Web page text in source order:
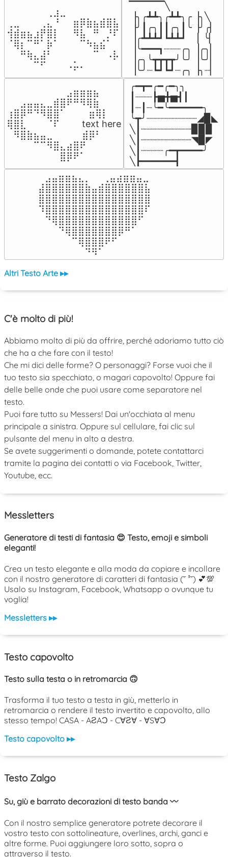
⠀⠀⠀⠀⠀⠀⢀⣰⣀⠀⠀⠀⠀⠀⠀⠀⠀
⢀⣀⠀⠀⠀⢀⣄⠘⠀⠀⣶⡿⣷⣦⣾⣿⣧
⢺⣾⣶⣦⣰⡟⣿⡇⠀⠀⠻⣧⠀⠛⠀⡘⠏
⠈⢿⡆⠉⠛⠁⡷⠁⠀⠀⠀⠉⠳⣦⣮⠁⠀
⠀⠀⠛⢷⣄⣼⠃⠀⠀⠀⠀⠀⠀⠉⠀⠠⡧
⠀⠀⠀⠀⠉⠋⠀⠀⠀⠠⡥⠄⠀⠀⠀⠀⠀
▔▔▔▔▔╲
▕╮╭┻┻╮╭┻┻╮╭▕╮╲
▕╯┃╭╮┃┃╭╮┃╰▕╯╭▏
▕╭┻┻┻┛┗┻┻┛  ▕  ╰▏
▕╰━━━┓┈┈┈╭╮▕╭╮▏
▕╭╮╰┳┳┳┳╯╰╯▕╰╯▏
▕╰╯┈┗┛┗┛┈╭╮▕╮┈▏
⠀⠀⠀⠀⠀⠀⠀⠀⠀⣠⣶⣶⣶⣦⠀⠀
⠀⠀⣠⣤⣤⣄⣀⣾⣿⠟⠛⠻⢿⣷⠀
⢰⣿⡿⠛⠙⠻⣿⣿⠁⠀⠀ ⠀⣶⢿⡇
⢿⣿⣇⠀⠀⠀⠈⠏⠀⠀⠀ text here
⠀⠻⣿⣷⣦⣤⣀⠀⠀⠀ ⠀⣾⡿⠃⠀
⠀⠀⠀⠀⠉⠉⠻⣿⣄⣴⣿⠟⠀⠀⠀
⠀⠀⠀⠀⠀⠀⠀⠀⣿⡿⠟⠁⠀⠀⠀
╭━┳━╭━╭━╮╮
┃┈┈┈┣▅╋▅┫┃
┃┈┃┈╰━╰━━━━━━╮
╰┳╯┈┈┈┈┈┈┈┈┈◢▉◣
╲┃┈┈┈┈┈┈┈┈┈▉▉▉
╲┃┈┈┈┈┈┈┈┈┈◥▉◤
╲┃┈┈┈┈╭━┳━━━━╯
╲┣━━━━━━┫﻿
⠀⣠⣤⣶⣶⣦⣄⡀  ⠀⢀⣤⣴⣶⣶⣤⣀⠀
⣼⣿⣿⣿⣿⣿⣿⣷⣤⣾⣿⣿⣿⣿⣿⣿⣧
⣿⣿⣿⣿⣿⣿⣿⣿⣿⣿⣿⣿⣿⣿⣿⣿⣿
⠹⣿⣿⣿⣿⣿⣿⣿⣿⣿⣿⣿⣿⣿⣿⣿⠏
⠀⠙⢿⣿⣿⣿⣿⣿⣿⣿⣿⣿⣿⣿⣿⠋⠀
⠀⠀⠀⠙⢿⣿⣿⣿⣿⣿⣿⣿⡿⠛⠁⠀⠀
⠀⠀⠀⠀⠀⠉⢿⣿⣿⣿⠟⠋⠀⠀⠀⠀⠀
⠀⠀⠀⠀⠀⠀⠀⠙⠻⠁⠀⠀⠀⠀⠀⠀⠀⠀⠀⠀⠀⠀⠀
Altri Testo Arte ▸▸
C'è molto di più!
Abbiamo molto di più da offrire, perché adoriamo tutto ciò
che ha a che fare con il testo!
Che mi dici delle forme? O personaggi? Forse vuoi che il
tuo testo sia specchiato, o magari capovolto! Oppure fai
delle belle onde che puoi usare come separatore nel
testo.
Puoi fare tutto su Messers! Dai un'occhiata al menu
principale a sinistra. Oppure sul cellulare, fai clic sul
pulsante del menu in alto a destra.
Se avete suggerimenti o domande, potete contattarci
tramite la pagina dei contatti o via Facebook, Twitter,
Youtube, ecc.
Messletters
Generatore di testi di fantasia 😍 Testo, emoji e simboli
eleganti!
Crea un testo elegante e alla moda da copiare e incollare
con il nostro generatore di caratteri di fantasia (˘ ³˘) 💕💯
Usalo su Instagram, Facebook, Whatsapp o ovunque tu
voglia!
Messletters ▸▸
Testo capovolto
Testo sulla testa o in retromarcia 🙃
Trasforma il tuo testo a testa in giù, metterlo in
retromarcia o rendere il testo invertito e capovolto, allo
stesso tempo! CASA - AƧAƆ - C∀Ƨ∀ - ∀S∀Ɔ
Testo capovolto ▸▸
Testo Zalgo
Su, giù e barrato decorazioni di testo banda 〰️
Con il nostro semplice generatore potrete decorare il
vostro testo con sottolineature, overlines, archi, ganci e
altre forme. Puoi aggiungere loro sotto, sopra o
attraverso il testo.